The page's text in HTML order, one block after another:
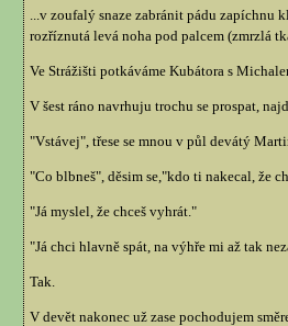
...v zoufalý snaze zabránit pádu
rozříznutá levá noha pod palcem (zmrzlá
Ve Strážišti potkáváme Kubátora s
V šest ráno navrhuju trochu se prospat,
"Vstávej", třese se mnou v půl devátý
"Co blbneš", děsim se,"kdo ti nakecal, že
"Já myslel, že chceš vyhrát."
"Já chci hlavně spát, na výhře mi až tak
Tak.
V devět nakonec už zase pochodujem